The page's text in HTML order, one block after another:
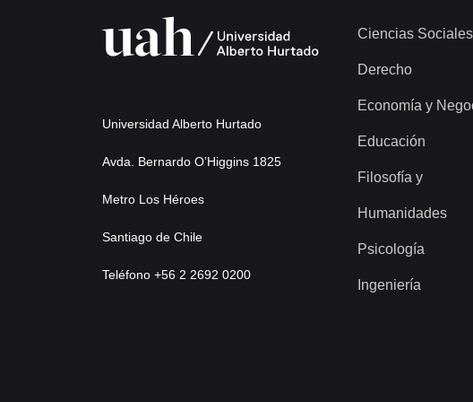
Universidad Alberto Hurtado
Avda. Bernardo O’Higgins 1825
Metro Los Héroes
Santiago de Chile
Teléfono +56 2 2692 0200
Ciencias Sociales
Derecho
Economía y
Educación
Filosofía y
Humanidades
Psicología
Ingeniería